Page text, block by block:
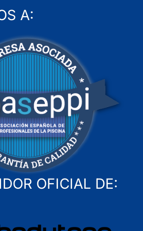
A:
OFICIAL DE: